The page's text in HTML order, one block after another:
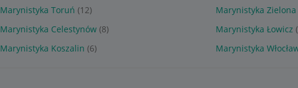
Marynistyka Toruń (12) Marynistyka Zielona
Marynistyka Celestynów (8) Marynistyka Łowicz
Marynistyka Koszalin (6) Marynistyka